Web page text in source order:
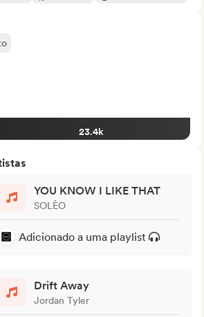
23.4k
YOU KNOW I LIKE THAT
SOLÈO
Adicionado a uma playlist
Drift Away
Jordan Tyler